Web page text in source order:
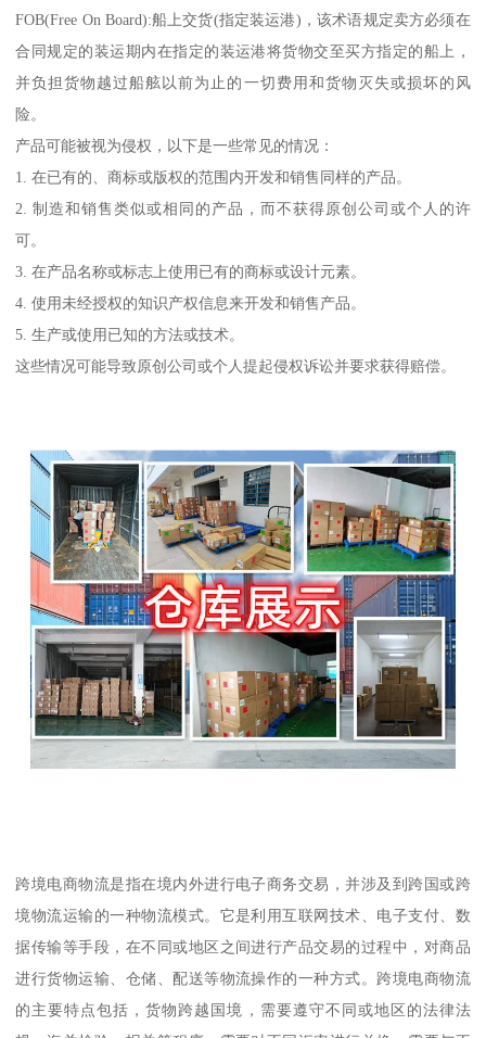
FOB(Free On Board):船上交货(指定装运港)，该术语规定卖方必须在
合同规定的装运期内在指定的装运港将货物交至买方指定的船上，
并负担货物越过船舷以前为止的一切费用和货物灭失或损坏的风
险。
产品可能被视为侵权，以下是一些常见的情况：
1. 在已有的、商标或版权的范围内开发和销售同样的产品。
2. 制造和销售类似或相同的产品，而不获得原创公司或个人的许
可。
3. 在产品名称或标志上使用已有的商标或设计元素。
4. 使用未经授权的知识产权信息来开发和销售产品。
5. 生产或使用已知的方法或技术。
这些情况可能导致原创公司或个人提起侵权诉讼并要求获得赔偿。
跨境电商物流是指在境内外进行电子商务交易，并涉及到跨国或跨
境物流运输的一种物流模式。它是利用互联网技术、电子支付、数
据传输等手段，在不同或地区之间进行产品交易的过程中，对商品
进行货物运输、仓储、配送等物流操作的一种方式。跨境电商物流
的主要特点包括，货物跨越国境，需要遵守不同或地区的法律法